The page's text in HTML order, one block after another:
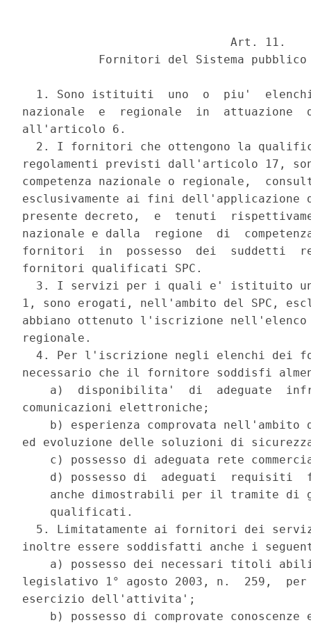
                              Art. 11.
Fornitori del Sistema
1. Sono istituiti  uno  o  piu'
nazionale  e  regionale  in
all'articolo 6.
2. I fornitori che ottengono la
regolamenti previsti dall'articolo 17,
competenza nazionale o regionale,
esclusivamente ai fini
presente decreto,  e  tenuti
nazionale e dalla  regione  di
fornitori  in  possesso  dei  suddetti
fornitori qualificati SPC.
3. I servizi per i quali e' istituito
1, sono erogati, nell'ambito del SPC,
abbiano ottenuto l'iscrizione nell'elenco
regionale.
4. Per l'iscrizione negli elenchi dei
necessario che il fornitore soddisfi
a)  disponibilita'  di  adeguate
comunicazioni elettroniche;
b) esperienza comprovata nell'ambito
ed evoluzione delle soluzioni di
c) possesso di adeguata rete
d) possesso di  adeguati  requisiti
anche dimostrabili per il tramite di
    qualificati.
5. Limitatamente ai fornitori dei
inoltre essere soddisfatti anche i
a) possesso dei necessari titoli
legislativo 1° agosto 2003, n.  259,
esercizio dell'attivita';
b) possesso di comprovate conoscenze